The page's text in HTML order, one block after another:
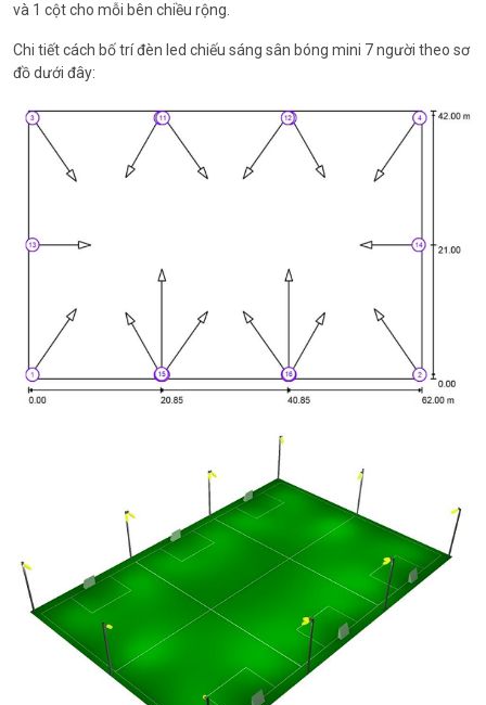
và 1 cột cho mỗi bên chiều rộng.
Chi tiết cách bố trí đèn led chiếu sáng sân bóng mini 7 người theo sơ
đồ dưới đây: